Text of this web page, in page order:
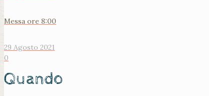
Messa ore 8:00
29 Agosto 2021
0
Quando